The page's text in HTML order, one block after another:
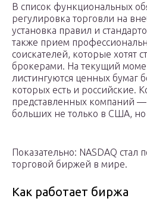
В список функциональных
регулировка торговли на
установка правил и
также прием
соискателей, которые хотят
брокерами. На текущий
листингуются ценных бумаг
которых есть и российские.
представленных компаний
больших не только в США,
Показательно: NASDAQ стал
торговой биржей в мире.
Как работает биржа